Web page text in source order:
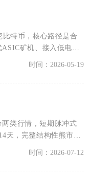
比特币，核心路径是合
矿机、接入低电价
时间：2026-05-19
两类行情，短期脉冲式
天，完整结构性熊市暴
时间：2026-07-12